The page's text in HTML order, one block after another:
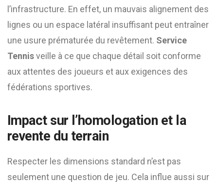
l’infrastructure. En effet, un mauvais alignement des
lignes ou un espace latéral insuffisant peut entraîner
une usure prématurée du revêtement. Service
Tennisveille à ce que chaque détail soit conforme
aux attentes des joueurs et aux exigences des
fédérations sportives.
Impact sur l’homologation et la
revente du terrain
Respecter les dimensions standard n’est pas
seulement une question de jeu. Cela influe aussi sur